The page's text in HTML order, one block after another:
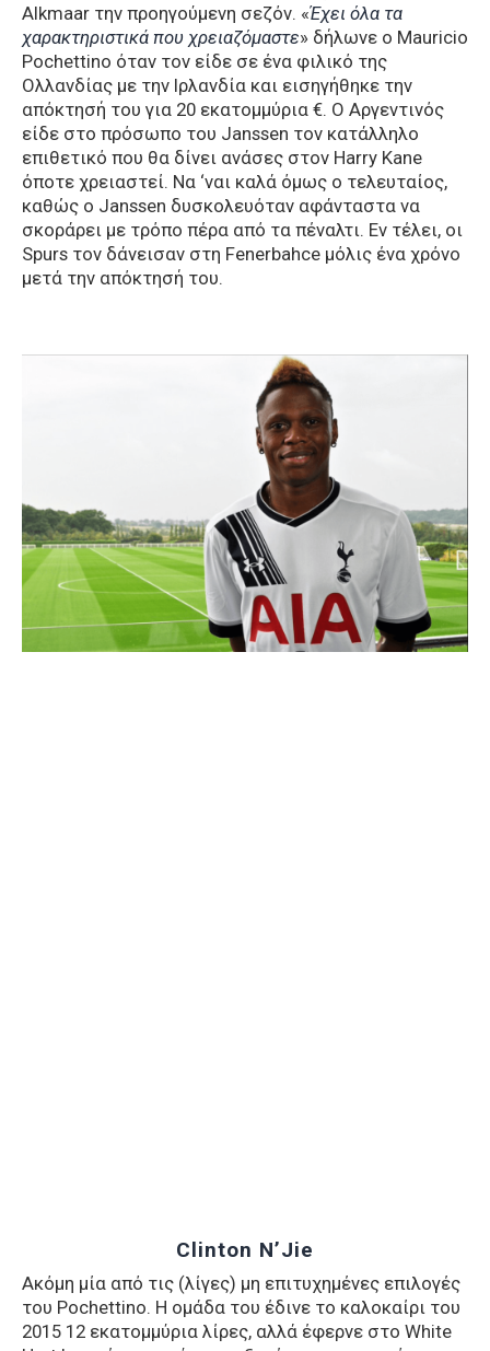
Alkmaar την προηγούμενη σεζόν. «Έχει όλα τα
χαρακτηριστικά που χρειαζόμαστε» δήλωνε ο Mauricio
Pochettino όταν τον είδε σε ένα φιλικό της
Ολλανδίας με την Ιρλανδία και εισηγήθηκε την
απόκτησή του για 20 εκατομμύρια €. Ο Αργεντινός
είδε στο πρόσωπο του Janssen τον κατάλληλο
επιθετικό που θα δίνει ανάσες στον Harry Kane
όποτε χρειαστεί. Να ‘ναι καλά όμως ο τελευταίος,
καθώς ο Janssen δυσκολευόταν αφάνταστα να
σκοράρει με τρόπο πέρα από τα πέναλτι. Εν τέλει, οι
Spurs τον δάνεισαν στη Fenerbahce μόλις ένα χρόνο
μετά την απόκτησή του.
Clinton N’Jie
Ακόμη μία από τις (λίγες) μη επιτυχημένες επιλογές
του Pochettino. Η ομάδα του έδινε το καλοκαίρι του
2015 12 εκατομμύρια λίρες, αλλά έφερνε στο White